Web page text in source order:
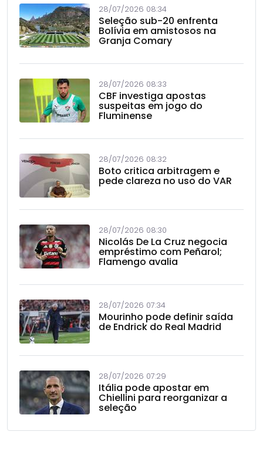
28/07/2026 08:34
Seleção sub-20 enfrenta
Bolívia em amistosos na
Granja Comary
28/07/2026 08:33
CBF investiga apostas
suspeitas em jogo do
Fluminense
28/07/2026 08:32
Boto critica arbitragem e
pede clareza no uso do VAR
28/07/2026 08:30
Nicolás De La Cruz negocia
empréstimo com Peñarol;
Flamengo avalia
28/07/2026 07:34
Mourinho pode definir saída
de Endrick do Real Madrid
28/07/2026 07:29
Itália pode apostar em
Chiellini para reorganizar a
seleção